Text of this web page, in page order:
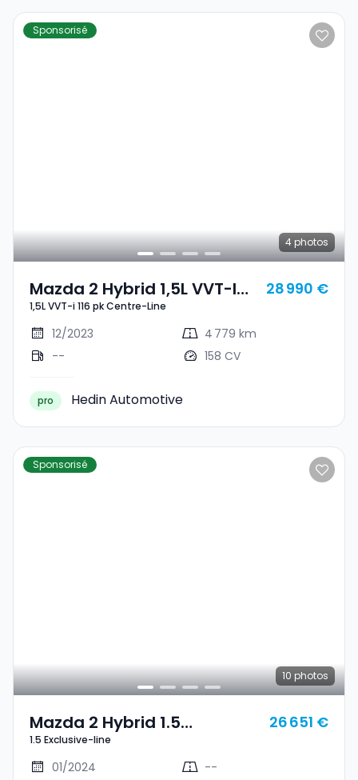
Sponsorisé
4 photos
Mazda 2 Hybrid 1,5L VVT-I
116 Pk Centre-Line
1,5L VVT-i 116 pk Centre-Line
28 990 €
12/2023
4 779 km
--
158 CV
pro Hedin Automotive
Sponsorisé
10 photos
Mazda 2 Hybrid 1.5
Exclusive-Line
1.5 Exclusive-line
26 651 €
01/2024
--